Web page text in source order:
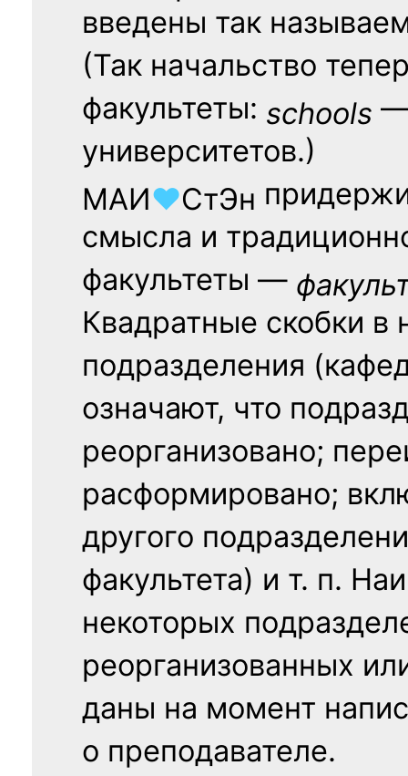
введены так
(Так начальство
факультеты: schools —
университетов.)
МАИ♥СтЭн
смысла и
факультеты —
Квадратные скобки в
подразделения
означают, что
реорганизовано;
расформировано;
другого
факультета) и т. п.
некоторых
реорганизованных
даны на момент
о преподавателе.